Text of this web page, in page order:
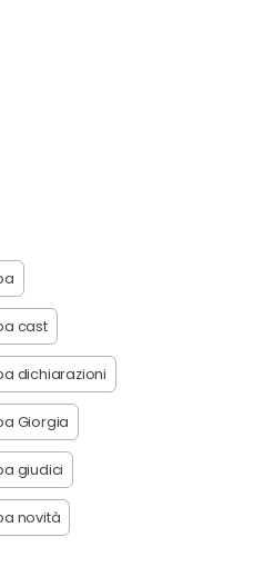
cast
dichiarazioni
Giorgia
giudici
novità